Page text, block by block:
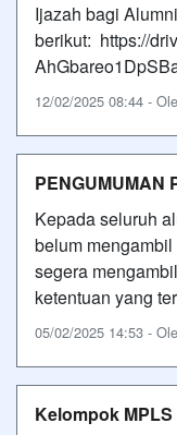
Ijazah bagi
berikut: https://
12/02/2025 08:44 -
PENGUMUMAN
Kepada seluruh
belum
segera
ketentuan yang
05/02/2025 14:53 -
Kelompok